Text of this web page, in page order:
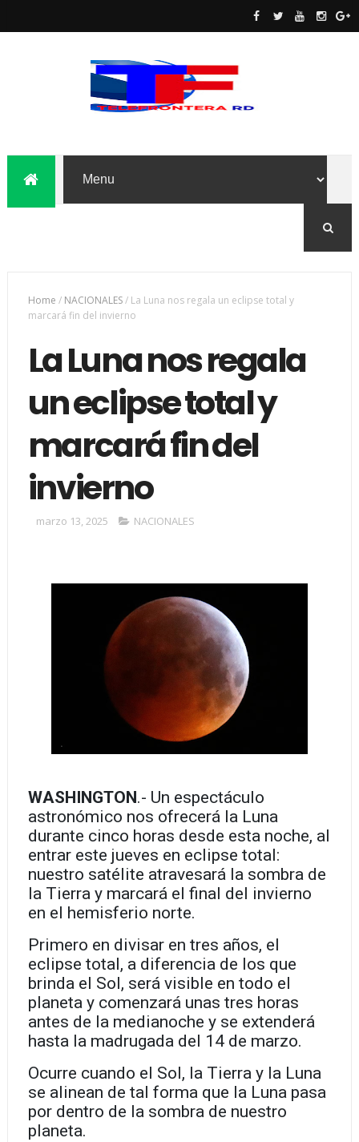
Home / NACIONALES/ La Luna nos regala un eclipse total y
marcará fin del invierno
La Luna nos regala
un eclipse total y
marcará fin del
invierno
marzo 13, 2025 NACIONALES
WASHINGTON.- Un espectáculo
astronómico nos ofrecerá la Luna
durante cinco horas desde esta noche, al
entrar este jueves en eclipse total:
nuestro satélite atravesará la sombra de
la Tierra y marcará el final del invierno
en el hemisferio norte.
Primero en divisar en tres años, el
eclipse total, a diferencia de los que
brinda el Sol, será visible en todo el
planeta y comenzará unas tres horas
antes de la medianoche y se extenderá
hasta la madrugada del 14 de marzo.
Ocurre cuando el Sol, la Tierra y la Luna
se alinean de tal forma que la Luna pasa
por dentro de la sombra de nuestro
planeta.